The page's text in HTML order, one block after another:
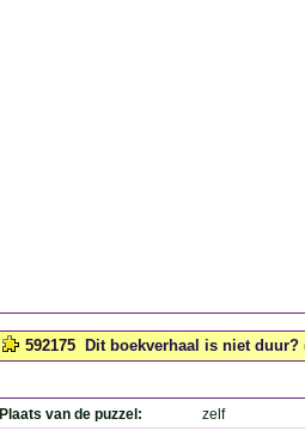
592175 Dit boekverhaal is niet duur?
Plaats van de puzzel:
zelf